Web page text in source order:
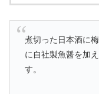
煮切った日本酒に
に自社製魚醤を加
す。